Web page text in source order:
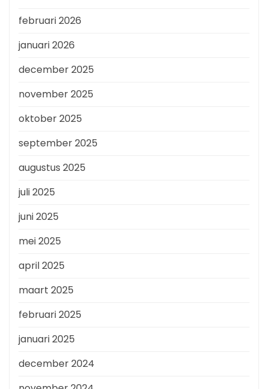
februari 2026
januari 2026
december 2025
november 2025
oktober 2025
september 2025
augustus 2025
juli 2025
juni 2025
mei 2025
april 2025
maart 2025
februari 2025
januari 2025
december 2024